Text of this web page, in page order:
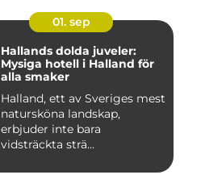
01. sep
Hallands dolda juveler:
Mysiga hotell i Halland för
alla smaker
Halland, ett av Sveriges mest
natursköna landskap,
erbjuder inte bara
vidsträckta strä...